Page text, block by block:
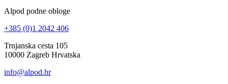
Alpod podne obloge
+385 (0)1 2042 406
Trnjanska cesta 105
10000 Zagreb Hrvatska
info@alpod.hr